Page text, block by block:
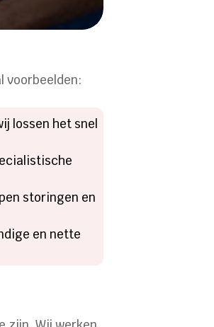
voorbeelden:
lossen het snel
storingen en
en nette